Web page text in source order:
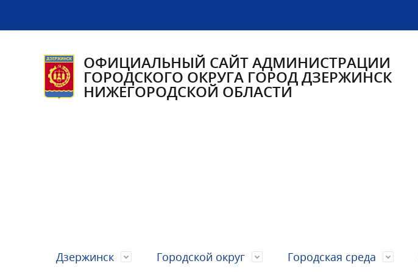
ОФИЦИАЛЬНЫЙ САЙТ АДМИНИСТРАЦИИ
ГОРОДСКОГО ОКРУГА ГОРОД ДЗЕРЖИНСК
НИЖЕГОРОДСКОЙ ОБЛАСТИ
Дзержинск Городской округ Городская среда